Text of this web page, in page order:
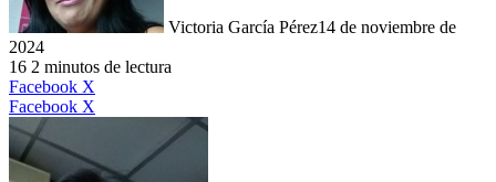
Victoria García Pérez14 de noviembre de
2024
16 2 minutos de lectura
Facebook X
Facebook X
electrónico